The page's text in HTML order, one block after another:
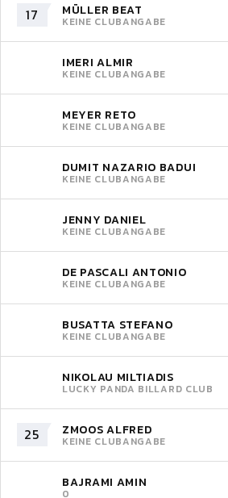
17 MÜLLER BEAT
KEINE CLUBANGABE
IMERI ALMIR
KEINE CLUBANGABE
MEYER RETO
KEINE CLUBANGABE
DUMIT NAZARIO BADUI
KEINE CLUBANGABE
JENNY DANIEL
KEINE CLUBANGABE
DE PASCALI ANTONIO
KEINE CLUBANGABE
BUSATTA STEFANO
KEINE CLUBANGABE
NIKOLAU MILTIADIS
LUCKY PANDA BILLARD CLUB
25 ZMOOS ALFRED
KEINE CLUBANGABE
BAJRAMI AMIN
0